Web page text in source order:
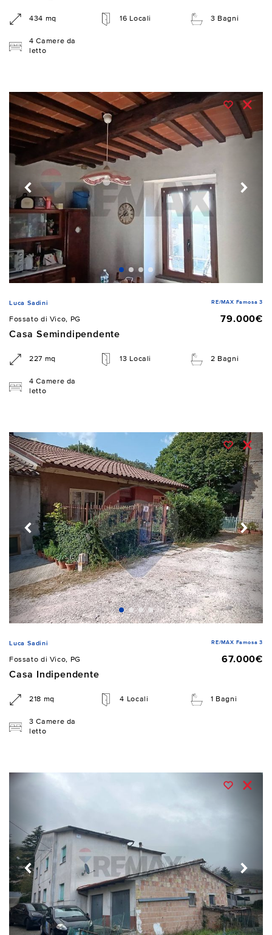
434 mq 16 Locali 3 Bagni
4 Camere da
letto
Luca Sadini RE/MAX Famosa 3
Fossato di Vico, PG
79.000€
Casa Semindipendente
227 mq 13 Locali 2 Bagni
4 Camere da
letto
Luca Sadini RE/MAX Famosa 3
Fossato di Vico, PG
67.000€
Casa Indipendente
218 mq 4 Locali 1 Bagni
3 Camere da
letto